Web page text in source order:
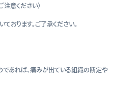
意ください）
おります。ご了承ください。
あれば、痛みが出ている組織の断定や